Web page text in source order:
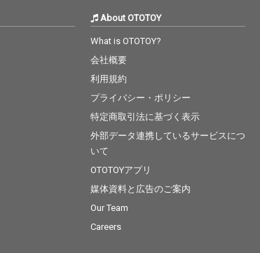
About OTOTOY
What is OTOTOY?
会社概要
利用規約
プライバシー・ポリシー
特定商取引法に基づく表示
外部データ連携しているサービスにつ
いて
OTOTOYアプリ
媒体資料と広告のご案内
Our Team
Careers